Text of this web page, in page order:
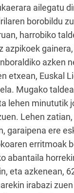
ailegatu
borobildu
harrobiko
azpikoek
azken
etxean, Euskal
Mugako
lehen minututik
Lehen
garaipena ere
erritmoak
abantaila
eta azkenean,
irabazi